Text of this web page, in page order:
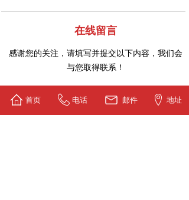
感谢您的关注，请填写并提交以下内容，我们会
与您取得联系！
在线留言
首页 电话 邮件 地址